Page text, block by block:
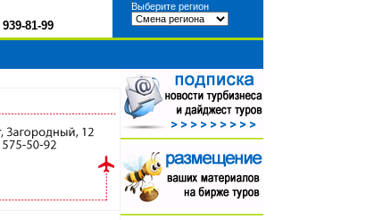
939-81-99
Выберите регион